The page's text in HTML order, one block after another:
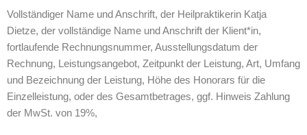
Vollständiger Name und Anschrift, der Heilpraktikerin Katja
Dietze, der vollständige Name und Anschrift der Klient*in,
fortlaufende Rechnungsnummer, Ausstellungsdatum der
Rechnung, Leistungsangebot, Zeitpunkt der Leistung, Art, Umfang
und Bezeichnung der Leistung, Höhe des Honorars für die
Einzelleistung, oder des Gesamtbetrages, ggf. Hinweis Zahlung
der MwSt. von 19%,